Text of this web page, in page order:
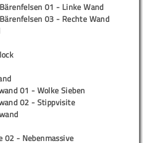
01 - Linke Wand
03 - Rechte Wand
01 - Wolke Sieben
02 - Stippvisite
02 - Nebenmassive